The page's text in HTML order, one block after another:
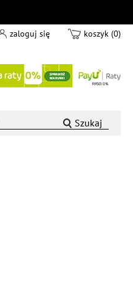
zaloguj się koszyk (0)
Szukaj